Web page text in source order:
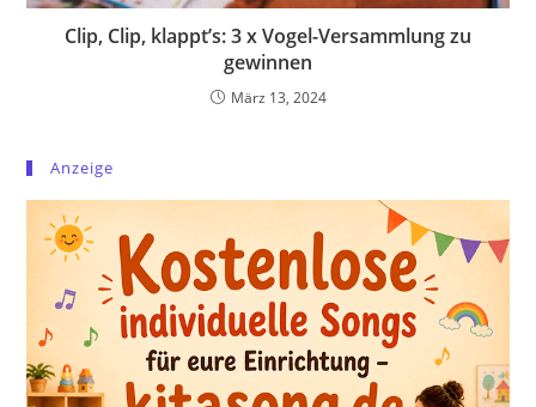
Clip, Clip, klappt’s: 3 x Vogel-Versammlung zu
gewinnen
März 13, 2024
Anzeige